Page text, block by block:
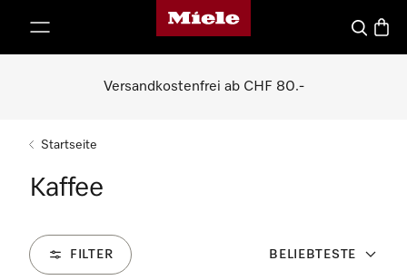
Miele-Homepage
Suche
Versandkostenfrei ab CHF 80.-
Startseite
Kaffee
FILTER BELIEBTESTE